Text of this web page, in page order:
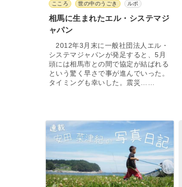
こころ 世の中のうごき ルポ
相馬に生まれたエル・システマジ
ャパン
2012年3月末に一般社団法人エル・
システマジャパンが発足すると、5月
頭には相馬市との間で協定が結ばれる
という驚く早さで事が進んでいった。
タイミングも幸いした。震災……